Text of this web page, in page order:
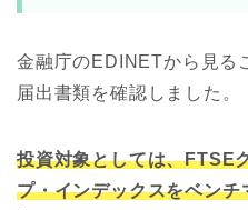
金融庁のEDINETから見る
届出書類を確認しました。
投資対象としては、FTSE
プ・インデックスをベン